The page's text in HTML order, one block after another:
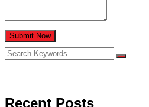
Submit Now
Recent Posts